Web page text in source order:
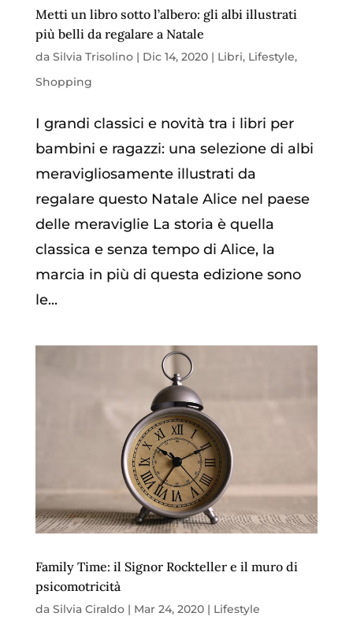
Metti un libro sotto l’albero: gli albi illustrati
più belli da regalare a Natale
da Silvia Trisolino| Dic 14, 2020| Libri, Lifestyle,
Shopping
I grandi classici e novità tra i libri per
bambini e ragazzi: una selezione di albi
meravigliosamente illustrati da
regalare questo Natale Alice nel paese
delle meraviglie La storia è quella
classica e senza tempo di Alice, la
marcia in più di questa edizione sono
le...
Family Time: il Signor Rockteller e il muro di
psicomotricità
da Silvia Ciraldo| Mar 24, 2020| Lifestyle